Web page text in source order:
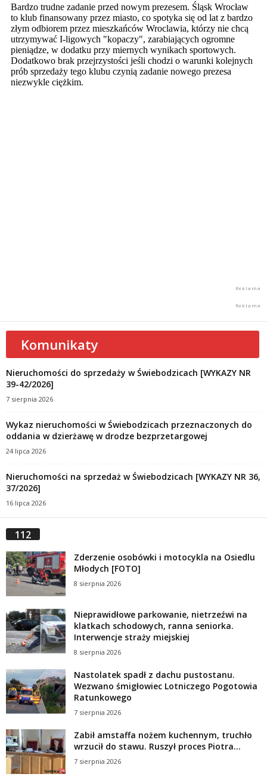
Komunikaty
Nieruchomości do sprzedaży w Świebodzicach [WYKAZY NR
39-42/2026]
7 sierpnia 2026
Wykaz nieruchomości w Świebodzicach przeznaczonych do
oddania w dzierżawę w drodze bezprzetargowej
24 lipca 2026
Nieruchomości na sprzedaż w Świebodzicach [WYKAZY NR 36,
37/2026]
16 lipca 2026
112
Zderzenie osobówki i motocykla na Osiedlu
Młodych [FOTO]
8 sierpnia 2026
Nieprawidłowe parkowanie, nietrzeźwi na
klatkach schodowych, ranna seniorka.
Interwencje straży miejskiej
8 sierpnia 2026
Nastolatek spadł z dachu pustostanu.
Wezwano śmigłowiec Lotniczego Pogotowia
Ratunkowego
7 sierpnia 2026
Zabił amstaffa nożem kuchennym, truchło
wrzucił do stawu. Ruszył proces Piotra...
7 sierpnia 2026